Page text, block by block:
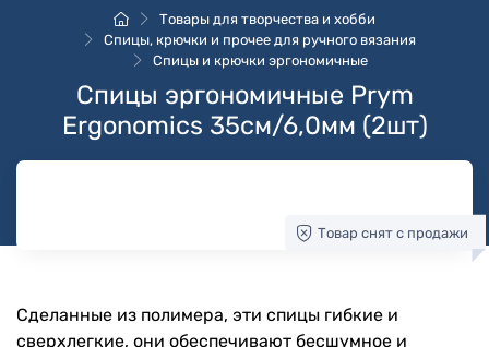
Товары для творчества и хобби
Спицы, крючки и прочее для ручного вязания
Спицы и крючки эргономичные
Спицы эргономичные Prym
Ergonomics 35см/6,0мм (2шт)
Товар снят с продажи
Сделанные из полимера, эти спицы гибкие и
сверхлегкие, они обеспечивают бесшумное и